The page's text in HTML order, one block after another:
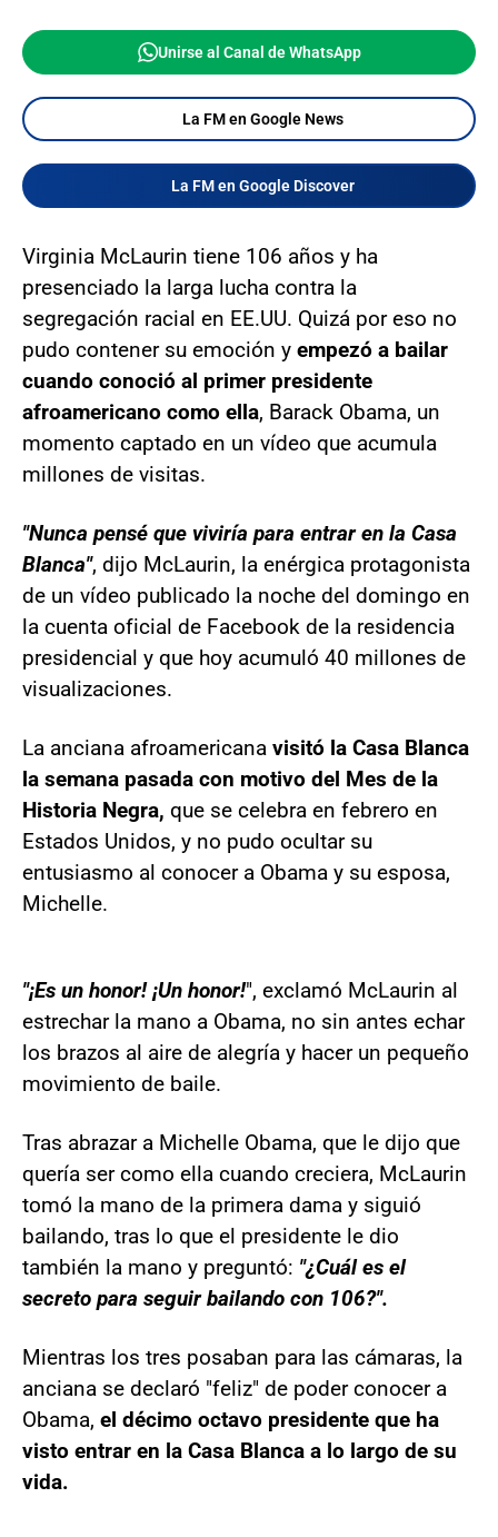
Unirse al Canal de WhatsApp
La FM en Google News
La FM en Google Discover
Virginia McLaurin tiene 106 años y ha
presenciado la larga lucha contra la
segregación racial en EE.UU. Quizá por eso no
pudo contener su emoción y empezó a bailar
cuando conoció al primer presidente
afroamericano como ella, Barack Obama, un
momento captado en un vídeo que acumula
millones de visitas.
"Nunca pensé que viviría para entrar en la Casa
Blanca", dijo McLaurin, la enérgica protagonista
de un vídeo publicado la noche del domingo en
la cuenta oficial de Facebook de la residencia
presidencial y que hoy acumuló 40 millones de
visualizaciones.
La anciana afroamericana visitó la Casa Blanca
la semana pasada con motivo del Mes de la
Historia Negra, que se celebra en febrero en
Estados Unidos, y no pudo ocultar su
entusiasmo al conocer a Obama y su esposa,
Michelle.
"¡Es un honor! ¡Un honor!", exclamó McLaurin al
estrechar la mano a Obama, no sin antes echar
los brazos al aire de alegría y hacer un pequeño
movimiento de baile.
Tras abrazar a Michelle Obama, que le dijo que
quería ser como ella cuando creciera, McLaurin
tomó la mano de la primera dama y siguió
bailando, tras lo que el presidente le dio
también la mano y preguntó: "¿Cuál es el
secreto para seguir bailando con 106?".
Mientras los tres posaban para las cámaras, la
anciana se declaró "feliz" de poder conocer a
Obama, el décimo octavo presidente que ha
visto entrar en la Casa Blanca a lo largo de su
vida.